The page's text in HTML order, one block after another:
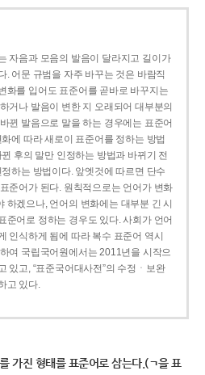
자음과 모음의 발음이 달라지고 길이가
. 어문 규범을 자주 바꾸는 것은 바람직
화를 입어도 표준어를 곧바로 바꾸지는
거나 발음이 변한 지 오래되어 대부분의
뀐 발음으로 말을 하는 경우에는 표준어
에 따라 새로이 표준어를 정하는 방법
후의 말만 인정하는 방법과 바뀌기 전
하는 방법이다. 앞엣것에 따르면 단수
준어가 된다. 원칙적으로는 언어가 변화
하겠으나, 언어의 변화에는 대부분 긴 시
준어로 정하는 경우도 있다. 사회가 언어
인식하게 됨에 따라 복수 표준어 역시
여 국립국어원에서는 2011년을 시작으
있고, “표준국어대사전”의 수정ㆍ보완
고 있다.
가진 형태를 표준어로 삼는다.(ㄱ을 표